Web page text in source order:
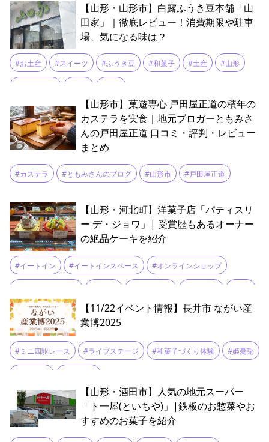
【山形・山形市】白露ふうき豆本舗「山
田家」｜徹底レビュー！消費期限や駐車
場、気になる味は？
#お土産 #スイーツ #ふうき豆 #和菓子 #土産 #山形
【山形市】菓遊専心 戸田屋正道の積年の
カステラを実食｜地元ブロガーともみさ
んの戸田屋正道 口コミ・評判・レビュー
まとめ
#カステラ #ともみさんのブログ #山形市 #戸田屋正道
【山形・河北町】洋菓子店「パティスリ
ー デ・ジョワ」| 受賞歴もあるオーナー
の絶品ケーキを紹介
#イートイン #イートインスペース #オンラインショップ
#レモンケーキ #人気店 #本格ジェラート #洋菓子
#焼き菓子 #老舗
【11/22イベント情報】長井市 ながい産
業博2025
#ミニ四駆レース #ライブステージ #和菓子づくり体験 #姫憂兎
【山形・酒田市】人気の地元スーパー
「ト一屋(といちや)」|鉄板のお惣菜やお
すすめのお菓子を紹介